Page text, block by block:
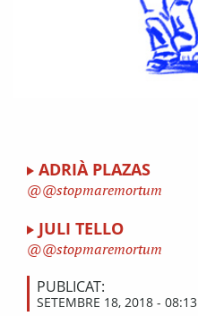
ADRIÀ PLAZAS
@stopmaremortum
JULI TELLO
@stopmaremortum
PUBLICAT:
SETEMBRE 18, 2018 - 08:13